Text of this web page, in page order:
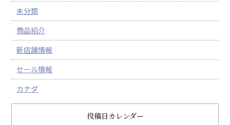
未分類
商品紹介
新店舗情報
セール情報
カナダ
投稿日カレンダー